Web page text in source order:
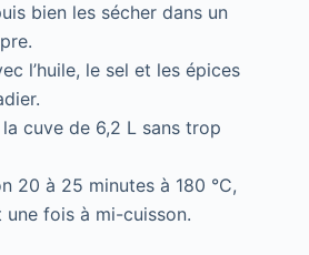
bien les sécher dans un
l’huile, le sel et les épices
cuve de 6,2 L sans trop
20 à 25 minutes à 180 °C,
une fois à mi-cuisson.